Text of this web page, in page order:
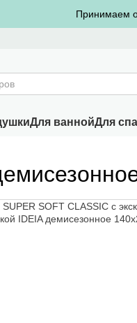
Принимаем
Для ваннойДля